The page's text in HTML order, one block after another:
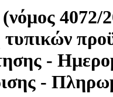
4072/
-
-